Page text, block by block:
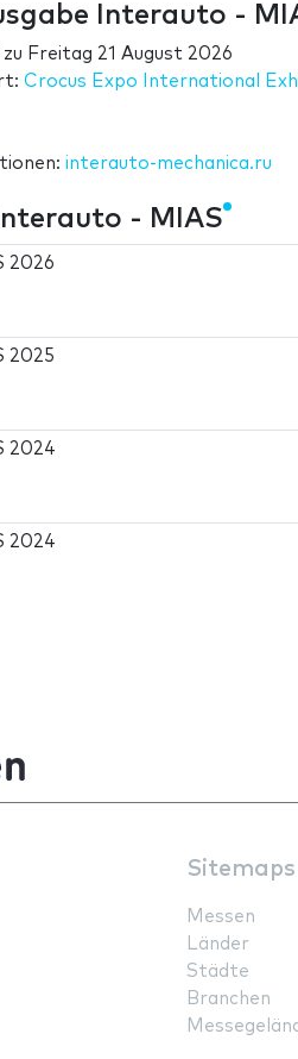
Interauto -
zu Freitag 21 August 2026
Crocus Expo International
interauto-mechanica.ru
- MIAS
2026
2025
2024
2024
Sitemaps
Messen
Länder
Städte
Branchen